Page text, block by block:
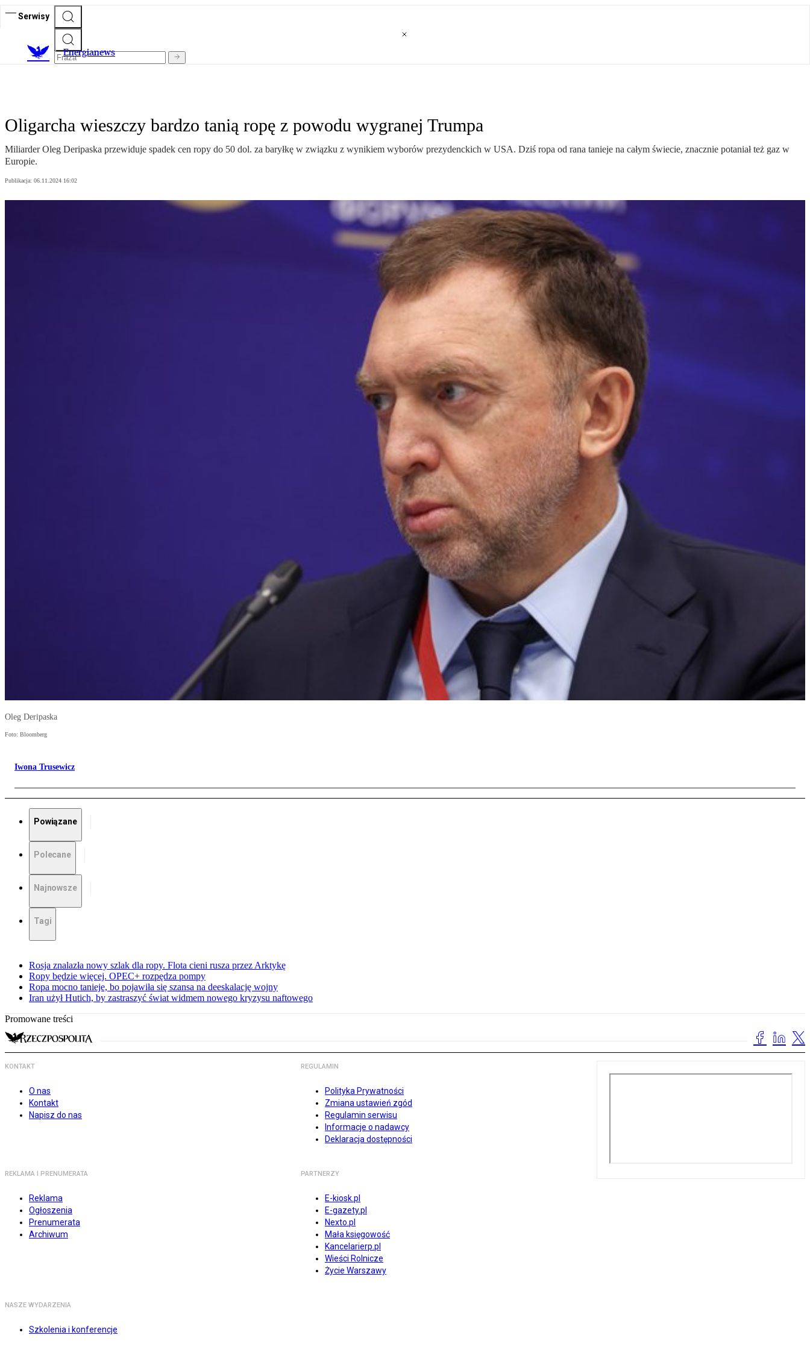
Serwisy
Energianews
Oligarcha wieszczy bardzo tanią ropę z powodu wygranej Trumpa
Miliarder Oleg Deripaska przewiduje spadek cen ropy do 50 dol. za baryłkę w związku z wynikiem wyborów prezydenckich w USA. Dziś ropa od rana tanieje na całym świecie, znacznie potaniał też gaz w
Europie.
Publikacja: 06.11.2024 16:02
Oleg Deripaska
Foto: Bloomberg
Iwona Trusewicz
Powiązane
Polecane
Najnowsze
Tagi
Rosja znalazła nowy szlak dla ropy. Flota cieni rusza przez Arktykę
Ropy będzie więcej. OPEC+ rozpędza pompy
Ropa mocno tanieje, bo pojawiła się szansa na deeskalację wojny
Iran użył Hutich, by zastraszyć świat widmem nowego kryzysu naftowego
Promowane treści
KONTAKT
O nas
Kontakt
Napisz do nas
REGULAMIN
Polityka Prywatności
Zmiana ustawień zgód
Regulamin serwisu
Informacje o nadawcy
Deklaracja dostępności
REKLAMA I PRENUMERATA
Reklama
Ogłoszenia
Prenumerata
Archiwum
PARTNERZY
E-kiosk.pl
E-gazety.pl
Nexto.pl
Mała księgowość
Kancelarierp.pl
Wieści Rolnicze
Życie Warszawy
NASZE WYDARZENIA
Szkolenia i konferencje